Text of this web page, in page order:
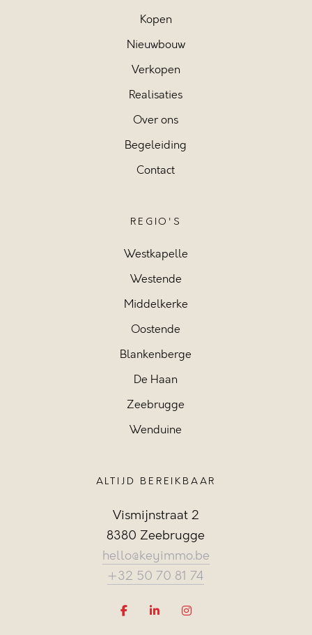
Kopen
Nieuwbouw
Verkopen
Realisaties
Over ons
Begeleiding
Contact
REGIO'S
Westkapelle
Westende
Middelkerke
Oostende
Blankenberge
De Haan
Zeebrugge
Wenduine
ALTIJD BEREIKBAAR
Vismijnstraat 2
8380 Zeebrugge
hello@keyimmo.be
+32 50 70 81 74